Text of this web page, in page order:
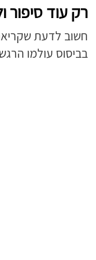
רק עוד סיפור
חשוב לדעת
בביסוס עולמו